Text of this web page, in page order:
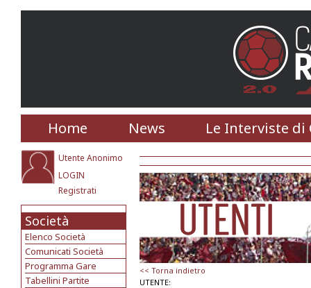
Home News Le Interviste di
Utente Anonimo
LOGIN
Registrati
Società
Elenco Società
Comunicati Società
Programma Gare
Tabellini Partite
<< Torna indietro
UTENTE: